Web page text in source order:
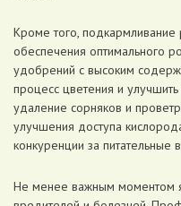
Кроме того,
обеспечения оптимального
удобрений с высоким
процесс цветения и
удаление сорняков и
улучшения доступа
конкуренции за питательные
Не менее важным моментом